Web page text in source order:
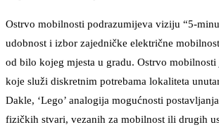
Ostrvo mobilnosti podrazumijeva viziju “5-
udobnost i izbor zajedničke električne
od bilo kojeg mjesta u gradu. Ostrvo
koje služi diskretnim potrebama lokaliteta
Dakle, ‘Lego’ analogija mogućnosti
fizičkih stvari, vezanih za mobilnost ili drugih